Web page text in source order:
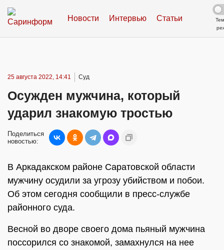
Новости Интервью Статьи
25 августа 2022, 14:41 Суд
Осужден мужчина, который
ударил знакомую тростью
Поделиться
новостью:
В Аркадакском районе Саратовской области
мужчину осудили за угрозу убийством и побои.
Об этом сегодня сообщили в пресс-службе
районного суда.
Весной во дворе своего дома пьяный мужчина
поссорился со знакомой, замахнулся на нее